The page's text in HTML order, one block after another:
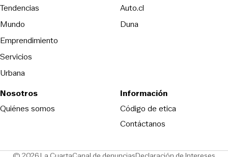
Tendencias
Mundo
Emprendimiento
Servicios
Urbana
Auto.cl
DunaOpens in new window
Nosotros
Quiénes somos
Información
Código de eticaOpens in new
Contáctanos
Opens in new window